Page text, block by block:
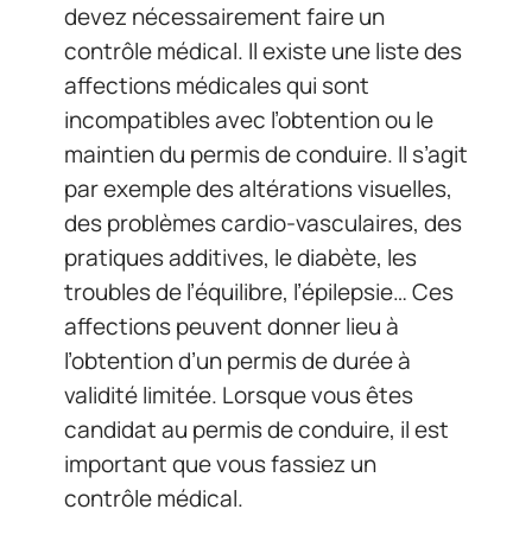
devez nécessairement faire un
contrôle médical. Il existe une liste des
affections médicales qui sont
incompatibles avec l’obtention ou le
maintien du permis de conduire. Il s’agit
par exemple des altérations visuelles,
des problèmes cardio-vasculaires, des
pratiques additives, le diabète, les
troubles de l’équilibre, l’épilepsie… Ces
affections peuvent donner lieu à
l’obtention d’un permis de durée à
validité limitée. Lorsque vous êtes
candidat au permis de conduire, il est
important que vous fassiez un
contrôle médical.